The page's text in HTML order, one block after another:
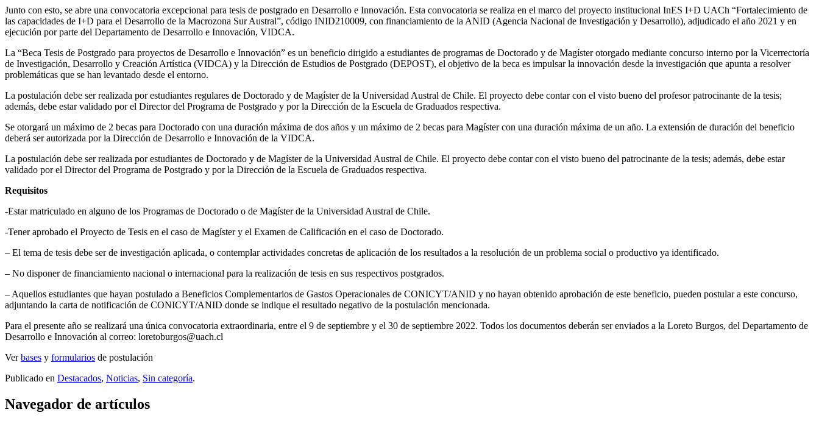
Junto con esto, se abre una convocatoria excepcional para tesis de postgrado en Desarrollo e Innovación. Esta convocatoria se realiza en el marco del proyecto institucional InES I+D UACh “Fortalecimiento de
las capacidades de I+D para el Desarrollo de la Macrozona Sur Austral”, código INID210009, con financiamiento de la ANID (Agencia Nacional de Investigación y Desarrollo), adjudicado el año 2021 y en
ejecución por parte del Departamento de Desarrollo e Innovación, VIDCA.
La “Beca Tesis de Postgrado para proyectos de Desarrollo e Innovación” es un beneficio dirigido a estudiantes de programas de Doctorado y de Magíster otorgado mediante concurso interno por la Vicerrectoría
de Investigación, Desarrollo y Creación Artística (VIDCA) y la Dirección de Estudios de Postgrado (DEPOST), el objetivo de la beca es impulsar la innovación desde la investigación que apunta a resolver
problemáticas que se han levantado desde el entorno.
La postulación debe ser realizada por estudiantes regulares de Doctorado y de Magíster de la Universidad Austral de Chile. El proyecto debe contar con el visto bueno del profesor patrocinante de la tesis;
además, debe estar validado por el Director del Programa de Postgrado y por la Dirección de la Escuela de Graduados respectiva.
Se otorgará un máximo de 2 becas para Doctorado con una duración máxima de dos años y un máximo de 2 becas para Magíster con una duración máxima de un año. La extensión de duración del beneficio
deberá ser autorizada por la Dirección de Desarrollo e Innovación de la VIDCA.
La postulación debe ser realizada por estudiantes de Doctorado y de Magíster de la Universidad Austral de Chile. El proyecto debe contar con el visto bueno del patrocinante de la tesis; además, debe estar
validado por el Director del Programa de Postgrado y por la Dirección de la Escuela de Graduados respectiva.
Requisitos
-Estar matriculado en alguno de los Programas de Doctorado o de Magíster de la Universidad Austral de Chile.
-Tener aprobado el Proyecto de Tesis en el caso de Magíster y el Examen de Calificación en el caso de Doctorado.
– El tema de tesis debe ser de investigación aplicada, o contemplar actividades concretas de aplicación de los resultados a la resolución de un problema social o productivo ya identificado.
– No disponer de financiamiento nacional o internacional para la realización de tesis en sus respectivos postgrados.
– Aquellos estudiantes que hayan postulado a Beneficios Complementarios de Gastos Operacionales de CONICYT/ANID y no hayan obtenido aprobación de este beneficio, pueden postular a este concurso,
adjuntando la carta de notificación de CONICYT/ANID donde se indique el resultado negativo de la postulación mencionada.
Para el presente año se realizará una única convocatoria extraordinaria, entre el 9 de septiembre y el 30 de septiembre 2022. Todos los documentos deberán ser enviados a la Loreto Burgos, del Departamento de
Desarrollo e Innovación al correo: loretoburgos@uach.cl
Verbases y formularios de postulación
Publicado en Destacados, Noticias, Sin categoría.
Navegador de artículos